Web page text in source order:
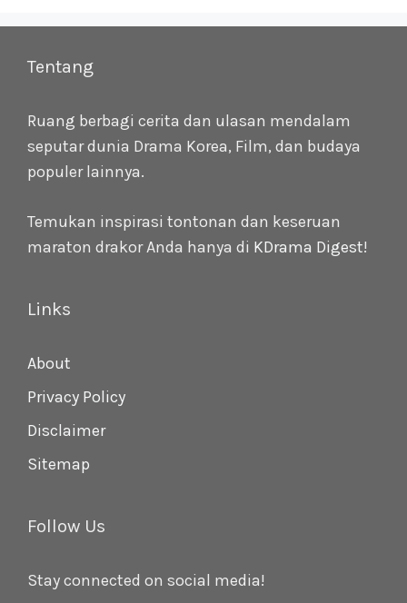
Tentang
Ruang berbagi cerita dan ulasan mendalam
seputar dunia Drama Korea, Film, dan budaya
populer lainnya.
Temukan inspirasi tontonan dan keseruan
maraton drakor Anda hanya di KDrama Digest!
Links
About
Privacy Policy
Disclaimer
Sitemap
Follow Us
Stay connected on social media!